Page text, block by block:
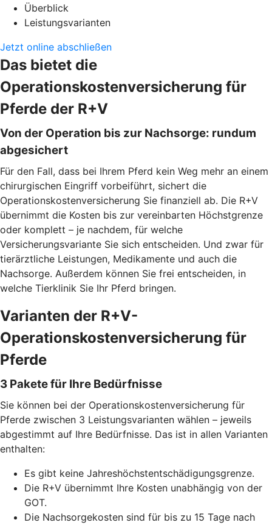
Überblick
Leistungsvarianten
Jetzt online abschließen
Das bietet die
Operationskostenversicherung für
Pferde der R+V
Von der Operation bis zur Nachsorge: rundum
abgesichert
Für den Fall, dass bei Ihrem Pferd kein Weg mehr an einem
chirurgischen Eingriff vorbeiführt, sichert die
Operationskostenversicherung Sie finanziell ab. Die R+V
übernimmt die Kosten bis zur vereinbarten Höchstgrenze
oder komplett – je nachdem, für welche
Versicherungsvariante Sie sich entscheiden. Und zwar für
tierärztliche Leistungen, Medikamente und auch die
Nachsorge. Außerdem können Sie frei entscheiden, in
welche Tierklinik Sie Ihr Pferd bringen.
Varianten der R+V-
Operationskostenversicherung für
Pferde
3 Pakete für Ihre Bedürfnisse
Sie können bei der Operationskostenversicherung für
Pferde zwischen 3 Leistungsvarianten wählen – jeweils
abgestimmt auf Ihre Bedürfnisse. Das ist in allen Varianten
enthalten:
Es gibt keine Jahreshöchstentschädigungsgrenze.
Die R+V übernimmt Ihre Kosten unabhängig von der
GOT.
Die Nachsorgekosten sind für bis zu 15 Tage nach